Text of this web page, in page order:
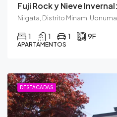
Niigata, Distrito Minami Uonuma
1 1 1 9F
APARTAMENTOS
DESTACADAS